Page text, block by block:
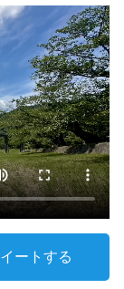
ートする